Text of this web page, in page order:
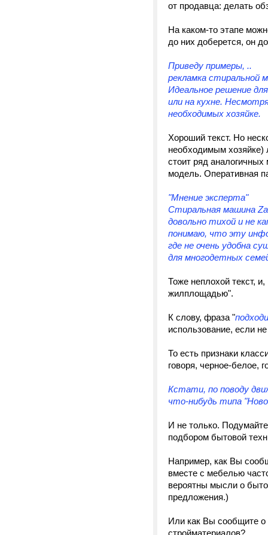
от продавца: делать
На каком-то этапе
до них доберется, он
Приведу примеры, ..
рекламка стиральной
Идеальное решение
или на кухне.
необходимых хозяйке.
Хороший текст. Но
необходимым хозяйке)
стоит ряд
модель. Оперативная
"Мнение эксперта"
Стиральная машина
довольно тихой и не
понимаю, что эту
где не очень удобна
для многодетных
Тоже неплохой текст,
жилплощадью".
К слову, фраза "
использование, если
То есть признаки
говоря, черное-белое,
Кстати, по поводу
что-нибудь типа
И не только.
подбором бытовой
Например, как Вы
вместе с мебелью
вероятны мысли о
предложения.)
Или как Вы сообщите о
стройматериалов?